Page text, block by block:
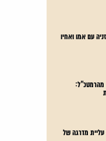
עם אמו ואחיו
מהרמטכ"ל:
מדרגה של